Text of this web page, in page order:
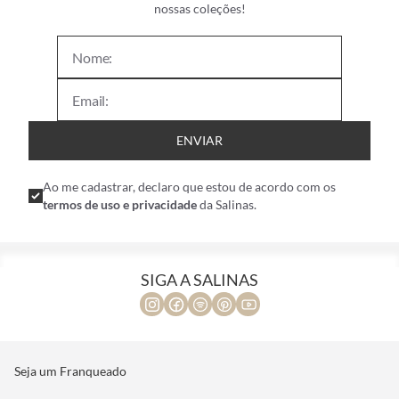
nossas coleções!
ENVIAR
Ao me cadastrar, declaro que estou de acordo com os
termos de uso e privacidadeda Salinas.
SIGA A SALINAS
Seja um Franqueado